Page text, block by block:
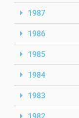
1987
1986
1985
1984
1983